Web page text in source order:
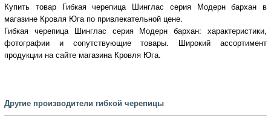
Купить товар Гибкая черепица Шинглас серия Модерн бархан в
магазине Кровля Юга по привлекательной цене.
Гибкая черепица Шинглас серия Модерн бархан: характеристики,
фотографии и сопутствующие товары. Широкий ассортимент
продукции на сайте магазина Кровля Юга.
Другие производители гибкой черепицы